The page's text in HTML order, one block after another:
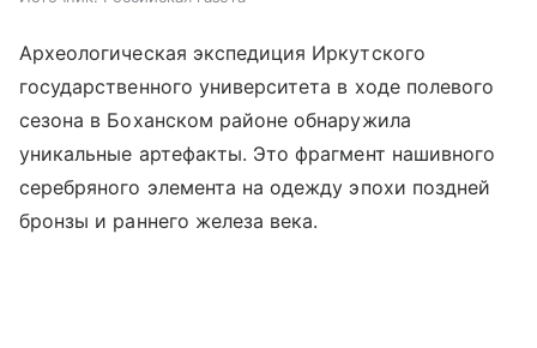
Археологическая экспедиция Иркутского
государственного университета в ходе полевого
сезона в Боханском районе обнаружила
уникальные артефакты. Это фрагмент нашивного
серебряного элемента на одежду эпохи поздней
бронзы и раннего железа века.